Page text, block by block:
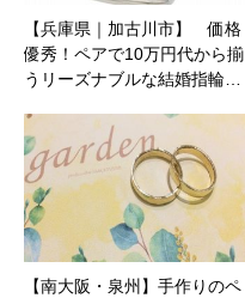
【兵庫県｜加古川市】 価格
優秀！ペアで10万円代から揃
うリーズナブルな結婚指輪…
【南大阪・泉州】手作りのペ